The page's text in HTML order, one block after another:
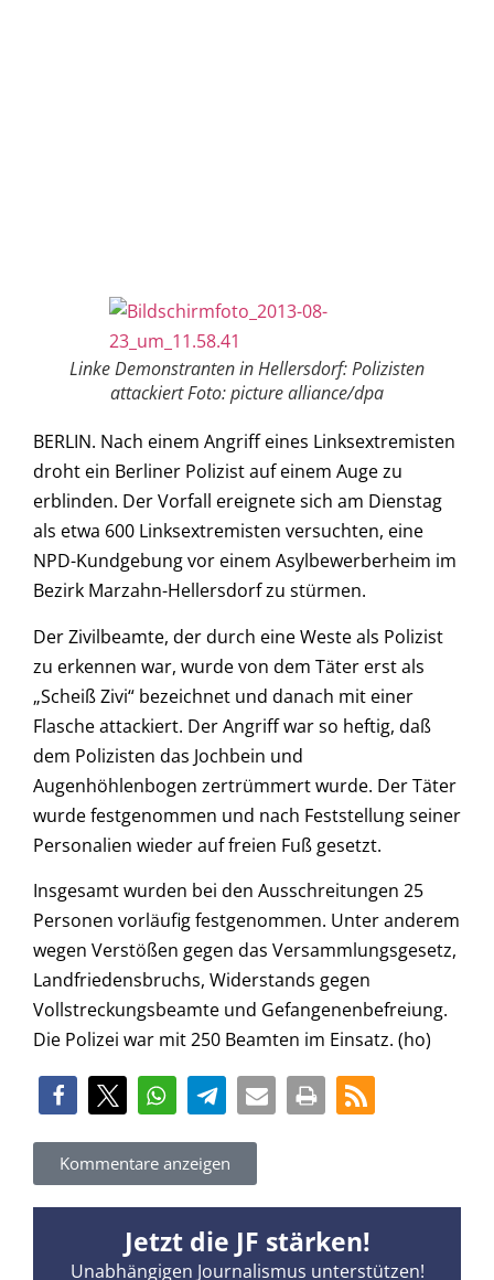
Linke Demonstranten in Hellersdorf: Polizisten
attackiert Foto: picture alliance/dpa
BERLIN. Nach einem Angriff eines Linksextremisten
droht ein Berliner Polizist auf einem Auge zu
erblinden. Der Vorfall ereignete sich am Dienstag
als etwa 600 Linksextremisten versuchten, eine
NPD-Kundgebung vor einem Asylbewerberheim im
Bezirk Marzahn-Hellersdorf zu stürmen.
Der Zivilbeamte, der durch eine Weste als Polizist
zu erkennen war, wurde von dem Täter erst als
„Scheiß Zivi“ bezeichnet und danach mit einer
Flasche attackiert. Der Angriff war so heftig, daß
dem Polizisten das Jochbein und
Augenhöhlenbogen zertrümmert wurde. Der Täter
wurde festgenommen und nach Feststellung seiner
Personalien wieder auf freien Fuß gesetzt.
Insgesamt wurden bei den Ausschreitungen 25
Personen vorläufig festgenommen. Unter anderem
wegen Verstößen gegen das Versammlungsgesetz,
Landfriedensbruchs, Widerstands gegen
Vollstreckungsbeamte und Gefangenenbefreiung.
Die Polizei war mit 250 Beamten im Einsatz. (ho)
Kommentare anzeigen
Jetzt die JF stärken!
Unabhängigen Journalismus unterstützen!